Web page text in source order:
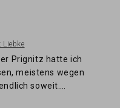
Liebke
Prignitz hatte ich
meistens wegen
soweit….